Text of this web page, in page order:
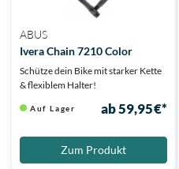
ABUS
Ivera Chain 7210 Color
Schütze dein Bike mit starker Kette
& flexiblem Halter!
Auf Lager ab 59,95 €*
Zum Produkt